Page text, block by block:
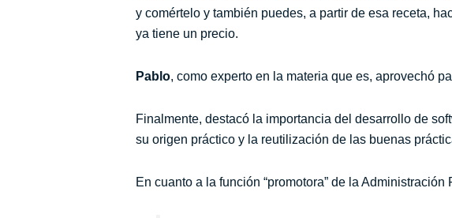
y comértelo y también puedes, a partir de esa receta,
ya tiene un precio.
Pablo, como experto en la materia que es, aprovechó
Finalmente, destacó la importancia del desarrollo de
su origen práctico y la reutilización de las buenas
En cuanto a la función “promotora” de la Administración